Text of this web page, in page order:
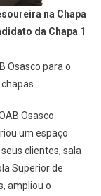
na Chapa
da Chapa 1
Osasco para o
Osasco
um espaço
clientes, sala
Superior de
ampliou o